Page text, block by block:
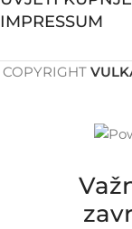
IMPRESSUM
COPYRIGHT